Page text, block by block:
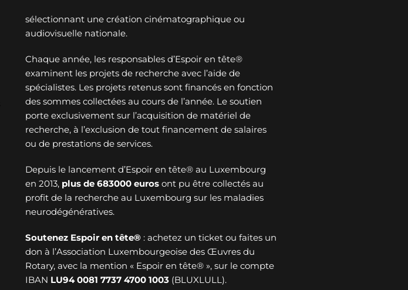
sélectionnant une création cinématographique ou
audiovisuelle nationale.
Chaque année, les responsables d’Espoir en tête®
examinent les projets de recherche avec l’aide de
spécialistes. Les projets retenus sont financés en fonction
des sommes collectées au cours de l’année. Le soutien
porte exclusivement sur l’acquisition de matériel de
recherche, à l’exclusion de tout financement de salaires
ou de prestations de services.
Depuis le lancement d’Espoir en tête® au Luxembourg
en 2013, plus de 683000 euros ont pu être collectés au
profit de la recherche au Luxembourg sur les maladies
neurodégénératives.
Soutenez Espoir en tête® : achetez un ticket ou faites un
don à l’Association Luxembourgeoise des Œuvres du
Rotary, avec la mention « Espoir en tête® », sur le compte
IBAN LU94 0081 7737 4700 1003 (BLUXLULL).